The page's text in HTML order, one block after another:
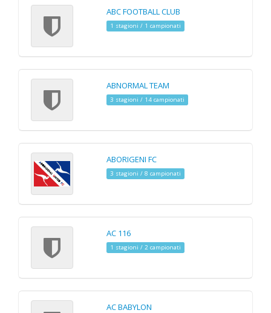
ABC FOOTBALL CLUB
1 stagioni / 1 campionati
ABNORMAL TEAM
3 stagioni / 14 campionati
ABORIGENI FC
3 stagioni / 8 campionati
AC 116
1 stagioni / 2 campionati
AC BABYLON